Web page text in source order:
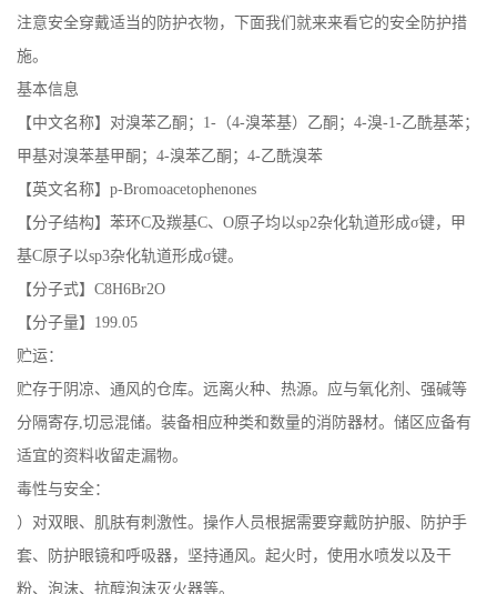
注意安全穿戴适当的防护衣物，下面我们就来来看它的安全防护措
施。
基本信息
【中文名称】对溴苯乙酮；1-（4-溴苯基）乙酮；4-溴-1-乙酰基苯；
甲基对溴苯基甲酮；4-溴苯乙酮；4-乙酰溴苯
【英文名称】p-Bromoacetophenones
【分子结构】苯环C及羰基C、O原子均以sp2杂化轨道形成σ键，甲
基C原子以sp3杂化轨道形成σ键。
【分子式】C8H6Br2O
【分子量】199.05
贮运：
贮存于阴凉、通风的仓库。远离火种、热源。应与氧化剂、强碱等
分隔寄存,切忌混储。装备相应种类和数量的消防器材。储区应备有
适宜的资料收留走漏物。
毒性与安全：
）对双眼、肌肤有刺激性。操作人员根据需要穿戴防护服、防护手
套、防护眼镜和呼吸器，坚持通风。起火时，使用水喷发以及干
粉、泡沫、抗醇泡沫灭火器等。